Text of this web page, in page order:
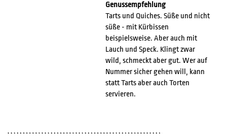
Genussempfehlung
Tarts und Quiches. Süße und nicht
süße - mit Kürbissen
beispielsweise. Aber auch mit
Lauch und Speck. Klingt zwar
wild, schmeckt aber gut. Wer auf
Nummer sicher gehen will, kann
statt Tarts aber auch Torten
servieren.